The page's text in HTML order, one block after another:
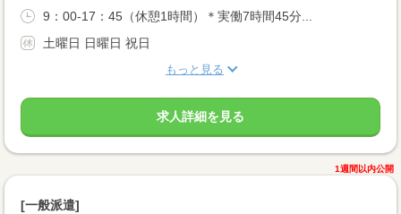
9：00-17：45（休憩1時間）＊実働7時間45分...
土曜日 日曜日 祝日
もっと見る
求人詳細を見る
1週間以内公開
[一般派遣]